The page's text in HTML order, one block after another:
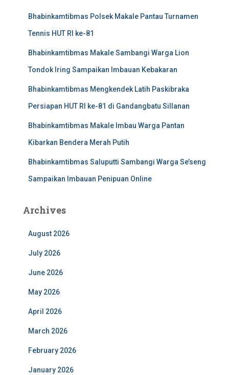
Bhabinkamtibmas Polsek Makale Pantau Turnamen
Tennis HUT RI ke-81
Bhabinkamtibmas Makale Sambangi Warga Lion
Tondok Iring Sampaikan Imbauan Kebakaran
Bhabinkamtibmas Mengkendek Latih Paskibraka
Persiapan HUT RI ke-81 di Gandangbatu Sillanan
Bhabinkamtibmas Makale Imbau Warga Pantan
Kibarkan Bendera Merah Putih
Bhabinkamtibmas Saluputti Sambangi Warga Se’seng
Sampaikan Imbauan Penipuan Online
Archives
August 2026
July 2026
June 2026
May 2026
April 2026
March 2026
February 2026
January 2026